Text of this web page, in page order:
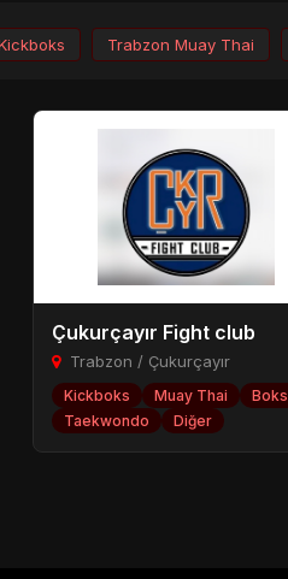
Trabzon Muay Thai
Çukurçayır Fight club
Trabzon / Çukurçayır
Kickboks Muay Thai
Boks
Taekwondo
Diğer